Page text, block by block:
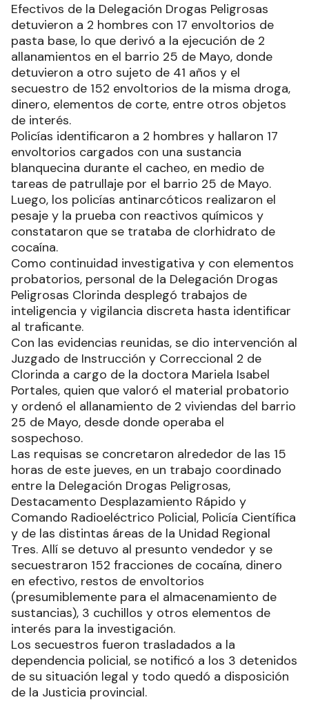
Efectivos de la Delegación Drogas Peligrosas
detuvieron a 2 hombres con 17 envoltorios de
pasta base, lo que derivó a la ejecución de 2
allanamientos en el barrio 25 de Mayo, donde
detuvieron a otro sujeto de 41 años y el
secuestro de 152 envoltorios de la misma droga,
dinero, elementos de corte, entre otros objetos
de interés.
Policías identificaron a 2 hombres y hallaron 17
envoltorios cargados con una sustancia
blanquecina durante el cacheo, en medio de
tareas de patrullaje por el barrio 25 de Mayo.
Luego, los policías antinarcóticos realizaron el
pesaje y la prueba con reactivos químicos y
constataron que se trataba de clorhidrato de
cocaína.
Como continuidad investigativa y con elementos
probatorios, personal de la Delegación Drogas
Peligrosas Clorinda desplegó trabajos de
inteligencia y vigilancia discreta hasta identificar
al traficante.
Con las evidencias reunidas, se dio intervención al
Juzgado de Instrucción y Correccional 2 de
Clorinda a cargo de la doctora Mariela Isabel
Portales, quien que valoró el material probatorio
y ordenó el allanamiento de 2 viviendas del barrio
25 de Mayo, desde donde operaba el
sospechoso.
Las requisas se concretaron alrededor de las 15
horas de este jueves, en un trabajo coordinado
entre la Delegación Drogas Peligrosas,
Destacamento Desplazamiento Rápido y
Comando Radioeléctrico Policial, Policía Científica
y de las distintas áreas de la Unidad Regional
Tres. Allí se detuvo al presunto vendedor y se
secuestraron 152 fracciones de cocaína, dinero
en efectivo, restos de envoltorios
(presumiblemente para el almacenamiento de
sustancias), 3 cuchillos y otros elementos de
interés para la investigación.
Los secuestros fueron trasladados a la
dependencia policial, se notificó a los 3 detenidos
de su situación legal y todo quedó a disposición
de la Justicia provincial.